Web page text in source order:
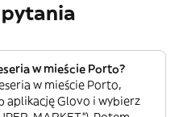
pytania
w mieście Porto?
w mieście Porto,
Glovo i wybierz